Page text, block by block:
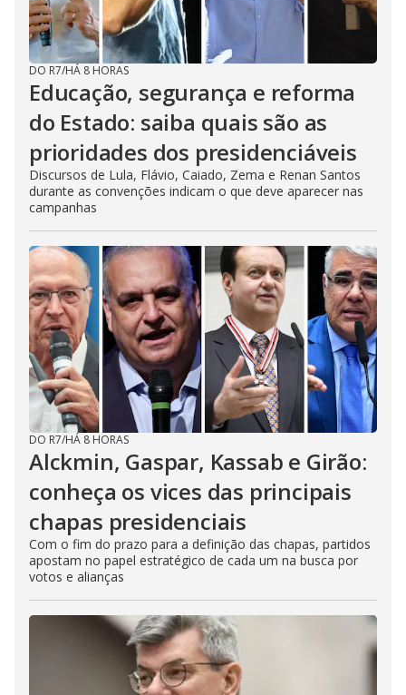
DO R7/HÁ 8 HORAS
Educação, segurança e reforma
do Estado: saiba quais são as
prioridades dos presidenciáveis
Discursos de Lula, Flávio, Caiado, Zema e Renan Santos
durante as convenções indicam o que deve aparecer nas
campanhas
DO R7/HÁ 8 HORAS
Alckmin, Gaspar, Kassab e Girão:
conheça os vices das principais
chapas presidenciais
Com o fim do prazo para a definição das chapas, partidos
apostam no papel estratégico de cada um na busca por
votos e alianças